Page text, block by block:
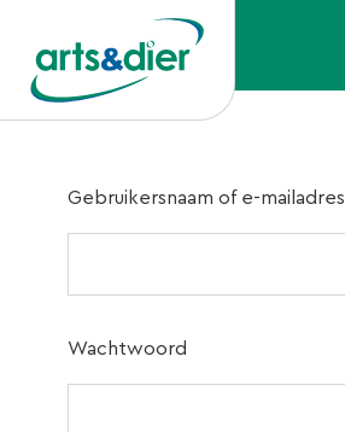
Gebruikersnaam of e-mailadres
Wachtwoord